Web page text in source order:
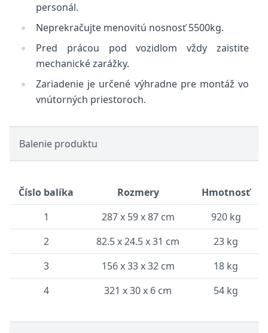
personál.
Neprekračujte menovitú nosnosť 5500kg.
Pred prácou pod vozidlom vždy zaistite
mechanické zarážky.
Zariadenie je určené výhradne pre montáž vo
vnútorných priestoroch.
Balenie produktu
Číslo balíka Rozmery
Hmotnosť
1
287 x 59 x 87 cm
920 kg
2
82.5 x 24.5 x 31 cm
23 kg
3
156 x 33 x 32 cm
18 kg
4
321 x 30 x 6 cm 54 kg